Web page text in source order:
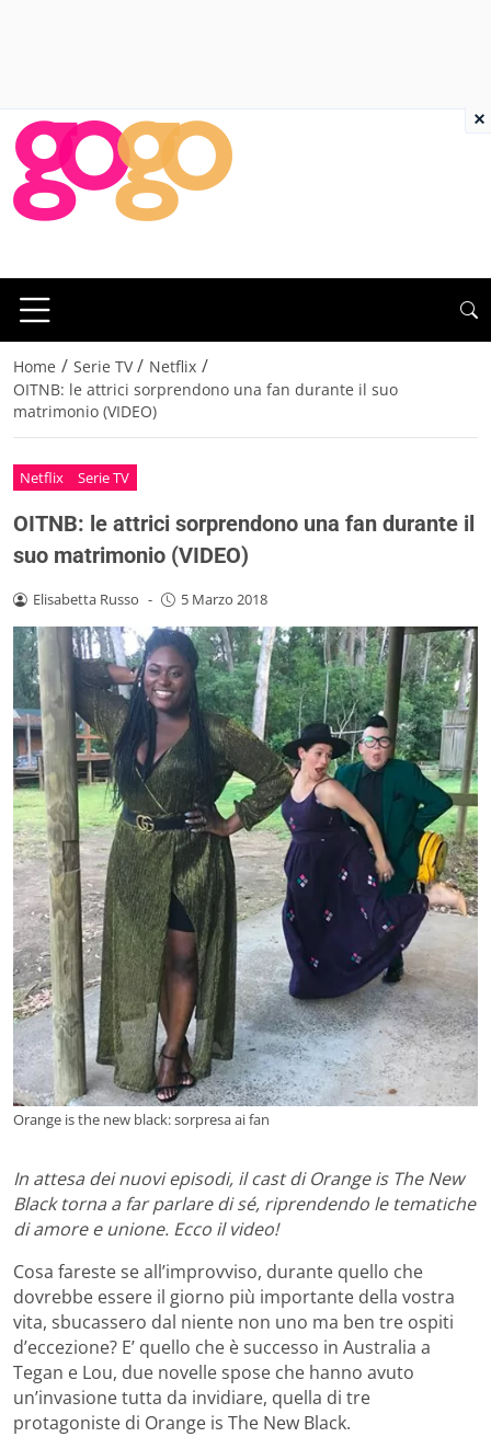
Home / Serie TV / Netflix /
OITNB: le attrici sorprendono una fan durante il suo
matrimonio (VIDEO)
Netflix Serie TV
OITNB: le attrici sorprendono una fan durante il
suo matrimonio (VIDEO)
Elisabetta Russo - 5 Marzo 2018
Orange is the new black: sorpresa ai fan
In attesa dei nuovi episodi, il cast di Orange is The New
Black torna a far parlare di sé, riprendendo le tematiche
di amore e unione. Ecco il video!
Cosa fareste se all’improvviso, durante quello che
dovrebbe essere il giorno più importante della vostra
vita, sbucassero dal niente non uno ma ben tre ospiti
d’eccezione? E’ quello che è successo in Australia a
Tegan e Lou, due novelle spose che hanno avuto
un’invasione tutta da invidiare, quella di tre
protagoniste di Orange is The New Black.
×